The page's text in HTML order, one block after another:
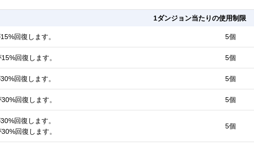
1ダンジョン当たりの使用制限
回復します。 5個
回復します。 5個
回復します。 5個
回復します。 5個
回復します。
回復します。
5個